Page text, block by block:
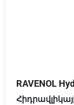
RAVENOL